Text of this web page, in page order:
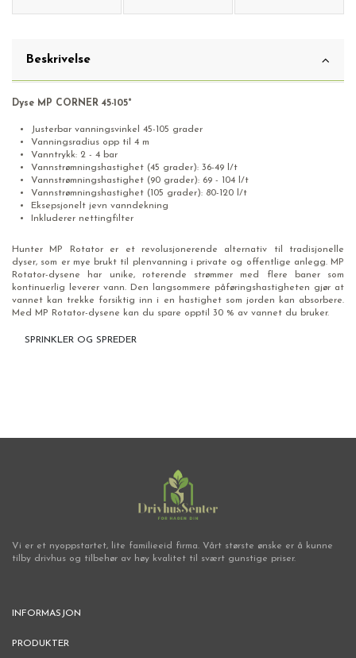
Beskrivelse
Dyse MP CORNER 45-105°
Justerbar vanningsvinkel 45-105 grader
Vanningsradius opp til 4 m
Vanntrykk: 2 - 4 bar
Vannstrømningshastighet (45 grader): 36-49 l/t
Vannstrømningshastighet (90 grader): 69 - 104 l/t
Vannstrømningshastighet (105 grader): 80-120 l/t
Eksepsjonelt jevn vanndekning
Inkluderer nettingfilter
Hunter MP Rotator er et revolusjonerende alternativ til tradisjonelle
dyser, som er mye brukt til plenvanning i private og offentlige anlegg. MP
Rotator-dysene har unike, roterende strømmer med flere baner som
kontinuerlig leverer vann. Den langsommere påføringshastigheten gjør at
vannet kan trekke forsiktig inn i en hastighet som jorden kan absorbere.
Med MP Rotator-dysene kan du spare opptil 30 % av vannet du bruker.
SPRINKLER OG SPREDER
Vi er et nyoppstartet, lite familieeid firma. Vårt største ønske er å kunne
tilby drivhus og tilbehør av høy kvalitet til svært gunstige priser.
INFORMASJON
PRODUKTER